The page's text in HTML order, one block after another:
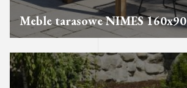
Meble tarasowe NIMES 160x90